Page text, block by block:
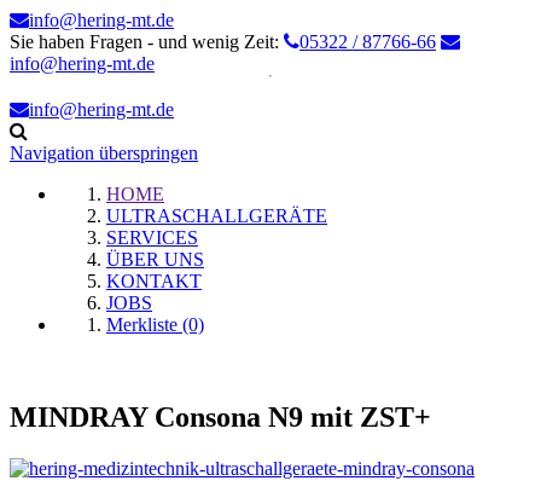
info@hering-mt.de
Sie haben Fragen - und wenig Zeit:
05322 / 87766-66
info@hering-mt.de
info@hering-mt.de
Navigation überspringen
HOME
ULTRASCHALLGERÄTE
SERVICES
ÜBER UNS
KONTAKT
JOBS
Merkliste (0)
MINDRAY Consona N9 mit ZST+